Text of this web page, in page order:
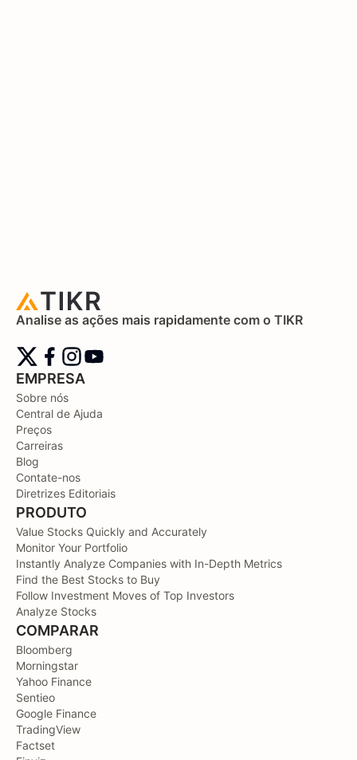
Analise as ações mais rapidamente com o TIKR
EMPRESA
Sobre nós
Central de Ajuda
Preços
Carreiras
Blog
Contate-nos
Diretrizes Editoriais
PRODUTO
Value Stocks Quickly and Accurately
Monitor Your Portfolio
Instantly Analyze Companies with In-Depth Metrics
Find the Best Stocks to Buy
Follow Investment Moves of Top Investors
Analyze Stocks
COMPARAR
Bloomberg
Morningstar
Yahoo Finance
Sentieo
Google Finance
TradingView
Factset